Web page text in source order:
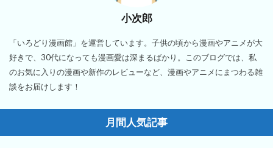
小次郎
「いろどり漫画館」を運営しています。子供の頃から漫画やアニメが大
好きで、30代になっても漫画愛は深まるばかり。このブログでは、私
のお気に入りの漫画や新作のレビューなど、漫画やアニメにまつわる雑
談をお届けします！
月間人気記事